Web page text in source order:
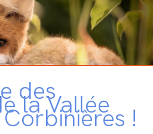
des
la Vallée !